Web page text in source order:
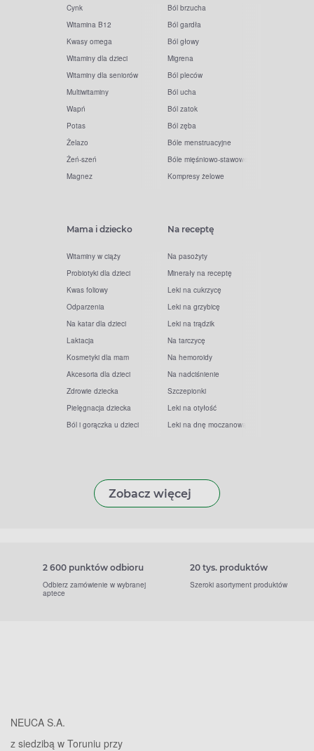
Cynk
Witamina B12
Kwasy omega
Witaminy dla dzieci
Witaminy dla seniorów
Multiwitaminy
Wapń
Potas
Żelazo
Żeń-szeń
Magnez
Ból brzucha
Ból gardła
Ból głowy
Migrena
Ból pleców
Ból ucha
Ból zatok
Ból zęba
Bóle menstruacyjne
Bóle mięśniowo-stawowe
Kompresy żelowe
Mama i dziecko
Witaminy w ciąży
Probiotyki dla dzieci
Kwas foliowy
Odparzenia
Na katar dla dzieci
Laktacja
Kosmetyki dla mam
Akcesoria dla dzieci
Zdrowie dziecka
Pielęgnacja dziecka
Ból i gorączka u dzieci
Na receptę
Na pasożyty
Minerały na receptę
Leki na cukrzycę
Leki na grzybicę
Leki na trądzik
Na tarczycę
Na hemoroidy
Na nadciśnienie
Szczepionki
Leki na otyłość
Leki na dnę moczanową
Zobacz więcej
2 600 punktów odbioru
Odbierz zamówienie w wybranej
aptece
20 tys. produktów
Szeroki asortyment produktów
NEUCA S.A.
z siedzibą w Toruniu przy